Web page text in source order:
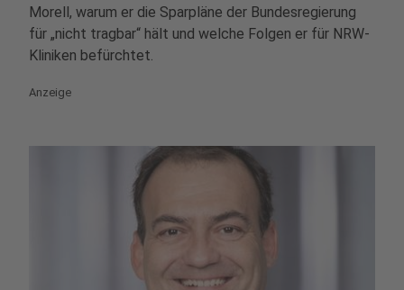
Morell, warum er die Sparpläne der Bundesregierung
für „nicht tragbar“ hält und welche Folgen er für NRW-
Kliniken befürchtet.
Anzeige